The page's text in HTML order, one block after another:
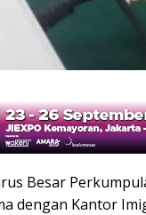
Besar
dengan Kantor